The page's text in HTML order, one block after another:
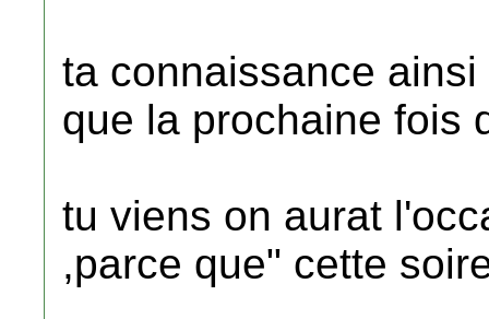
ta connaissance
que la prochaine fois
tu viens on aurat
,parce que" cette